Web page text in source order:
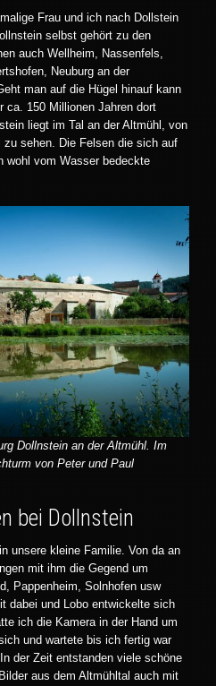
Frau und ich nach Dollstein
selbst gehört zu den
auch Wellheim, Nassenfels,
Neuburg an der
man auf die Hügel hinauf kann
ca. 150 Millionen Jahren dort
liegt im Tal an der Altmühl, von
sehen. Die Felsen die sich auf
wohl vom Wasser bedeckte
Dollnstein an der Altmühl. Im
von Peter und Paul
bei Dollnstein
unsere kleine Familie. Von da an
mit ihm die Gegend um
Pappenheim, Solnhofen usw
dabei und Lobo entwickelte sich
ich die Kamera in der Hand um
und wartete bis ich fertig war
der Zeit entstanden viele schöne
aus dem Altmühltal auch mit